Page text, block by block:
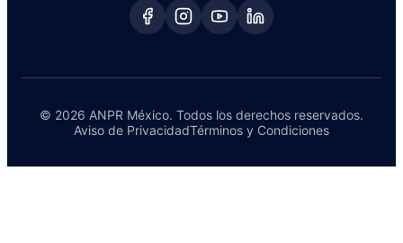
© 2026 ANPR México. Todos los derechos reservados.
Aviso de PrivacidadTérminos y Condiciones